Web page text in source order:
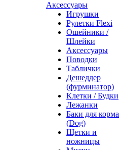
Аксессуары
Игрушки
Рулетки Flexi
Ошейники /
Шлейки
Аксессуары
Поводки
Таблички
Дешеддер
(фурминатор)
Клетки / Будки
Лежанки
Баки для корма
(Dog)
Щетки и
ножницы